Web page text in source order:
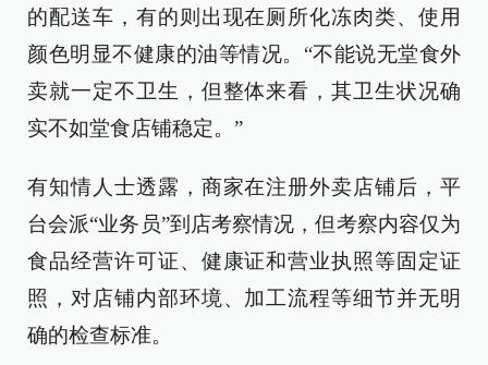
的配送车，有的则出现在厕所化冻肉类、使用
颜色明显不健康的油等情况。“不能说无堂食外
卖就一定不卫生，但整体来看，其卫生状况确
实不如堂食店铺稳定。”
有知情人士透露，商家在注册外卖店铺后，平
台会派“业务员”到店考察情况，但考察内容仅为
食品经营许可证、健康证和营业执照等固定证
照，对店铺内部环境、加工流程等细节并无明
确的检查标准。